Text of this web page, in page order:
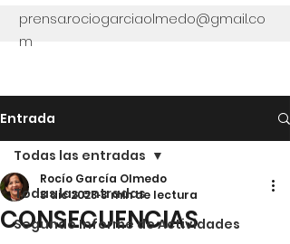
prensa.rociogarciaolmedo@gmail.co
m
Entrada
Todas las entradas
Segundo Informe de Actividades
Todas las entradas
CONSECUENCIAS
Rocío García Olmedo
3 dic 20233 min de lectura